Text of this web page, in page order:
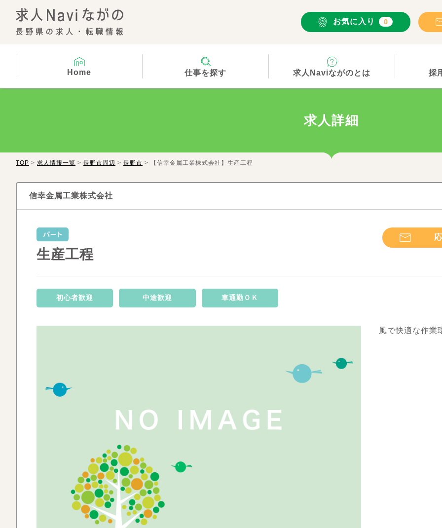
お気に入り 0
Home 仕事を探す 求人Naviながのとは 採
求人詳細
TOP > 求人情報一覧 > 長野市周辺 > 長野市 > 【信幸金属工業株式会社】生産工程
信幸金属工業株式会社
生産工程
初心者歓迎 中途歓迎 車通勤ＯＫ
風で快適な作業